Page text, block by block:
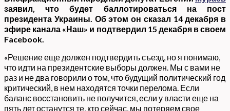
заявил, что будет баллотироваться на пост
президента Украины. Об этом он сказал 14 декабря в
эфире канала «Наш» и подтвердил 15 декабря в своем
Facebook.
«Решение еще должен подтвердить съезд, но я понимаю,
что идти на президентские выборы должен. Мы с вами не
раз и не два говорили о том, что будущий политический год
критический, в нем находятся точки перелома. Если
баланс восстановить не получится, если у власти еще на
пять лет останутся те, кто сейчас, мы потеряем свое